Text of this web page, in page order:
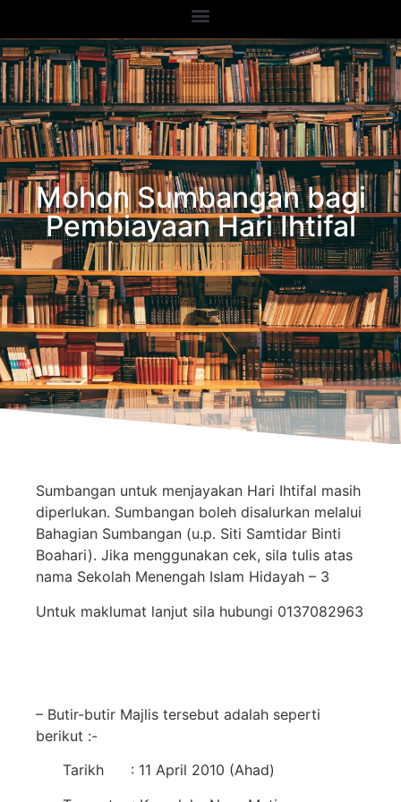
Mohon Sumbangan bagi
Pembiayaan Hari Ihtifal
3 April 2010
Sumbangan untuk menjayakan Hari Ihtifal masih
diperlukan. Sumbangan boleh disalurkan melalui
Bahagian Sumbangan (u.p. Siti Samtidar Binti
Boahari). Jika menggunakan cek, sila tulis atas
nama Sekolah Menengah Islam Hidayah – 3
Untuk maklumat lanjut sila hubungi 0137082963
– Butir-butir Majlis tersebut adalah seperti
berikut :-
Tarikh : 11 April 2010 (Ahad)